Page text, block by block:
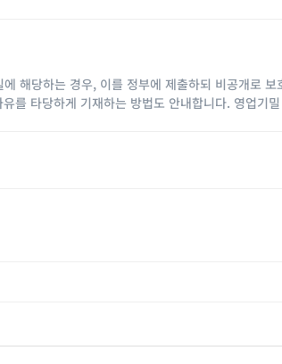
해당하는 경우, 이를 정부에 제출하되 비공개로
를 타당하게 기재하는 방법도 안내합니다. 영업기